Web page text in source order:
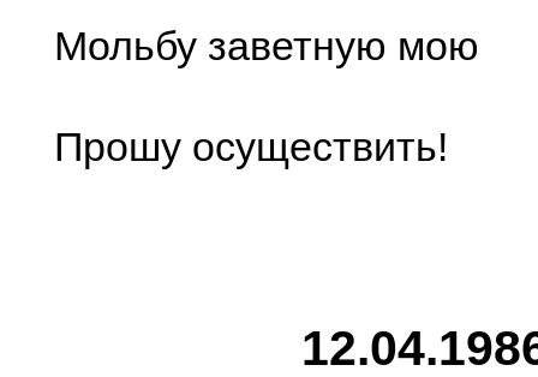
Мольбу заветную мою
Прошу осуществить!